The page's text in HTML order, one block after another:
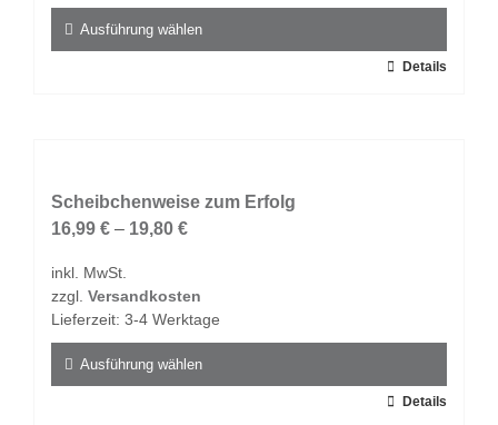
Produktseite
gewählt
Ausführung wählen
auf.
Die
können
auf
Produktseite
gewählt
Details
Scheibchenweise zum Erfolg
16,99 € – 19,80 €
inkl. MwSt.
zzgl. Versandkosten
Lieferzeit: 3-4 Werktage
Ausführung wählen
Details